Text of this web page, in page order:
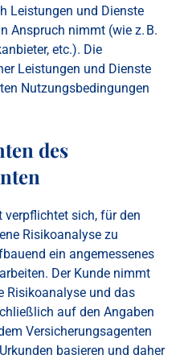
Leistungen und Dienste
Anspruch nimmt (wie z. B.
etc.). Die
Leistungen und Dienste
Nutzungsbedingungen
des
verpflichtet sich, für den
Risikoanalyse zu
ein angemessenes
Der Kunde nimmt
Risikoanalyse und das
auf den Angaben
Versicherungsagenten
basieren und daher